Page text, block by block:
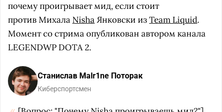
почему проигрывает мид, если стоит
против Михала NishaЯнковски изTeam Liquid.
Момент со стрима опубликован автором канала
LEGENDWP DOTA 2.
Станислав Malr1ne Поторак
Киберспортсмен